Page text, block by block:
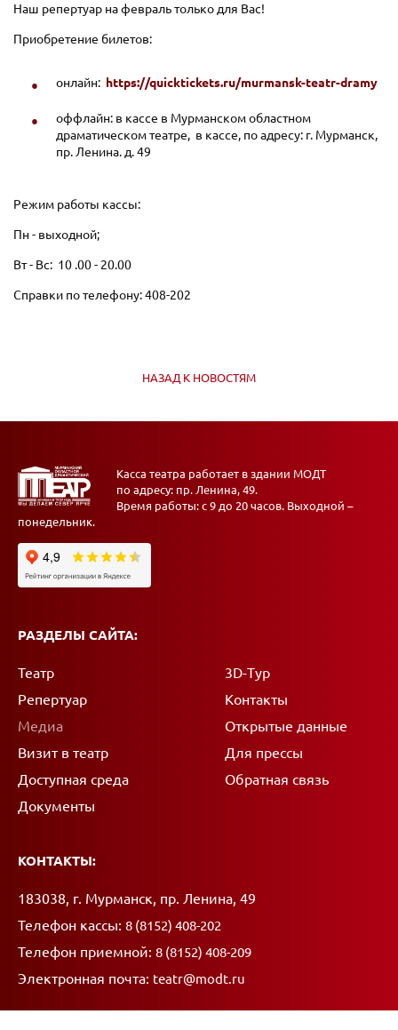
Наш репертуар на февраль только для Вас!
Приобретение билетов:
онлайн: https://quicktickets.ru/murmansk-teatr-dramy
оффлайн: в кассе в Мурманском областном
драматическом театре, в кассе, по адресу: г. Мурманск,
пр. Ленина. д. 49
Режим работы кассы:
Пн - выходной;
Вт - Вс: 10 .00 - 20.00
Справки по телефону: 408-202
НАЗАД К НОВОСТЯМ
Касса театра работает в здании МОДТ
по адресу: пр. Ленина, 49.
Время работы: с 9 до 20 часов. Выходной –
понедельник.
РАЗДЕЛЫ САЙТА:
Театр
Репертуар
Медиа
Визит в театр
Доступная среда
Документы
3D-Тур
Контакты
Открытые данные
Для прессы
Обратная связь
КОНТАКТЫ:
Адрес:
183038, г. Мурманск, пр. Ленина, 49
Телефон кассы: 8 (8152) 408-202
Телефон приемной: 8 (8152) 408-209
Электронная почта: teatr@modt.ru